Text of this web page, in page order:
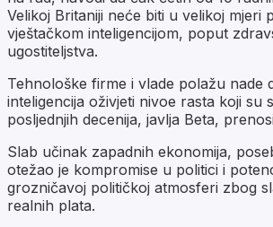
Velikoj Britaniji neće biti u velikoj mjeri
vještačkom inteligencijom, poput
ugostiteljstva.
Tehnološke firme i vlade polažu nade
inteligencija oživjeti nivoe rasta koji su
posljednjih decenija, javlja Beta, prenosi
Slab učinak zapadnih ekonomija,
otežao je kompromise u politici i
grozničavoj političkoj atmosferi zbog
realnih plata.